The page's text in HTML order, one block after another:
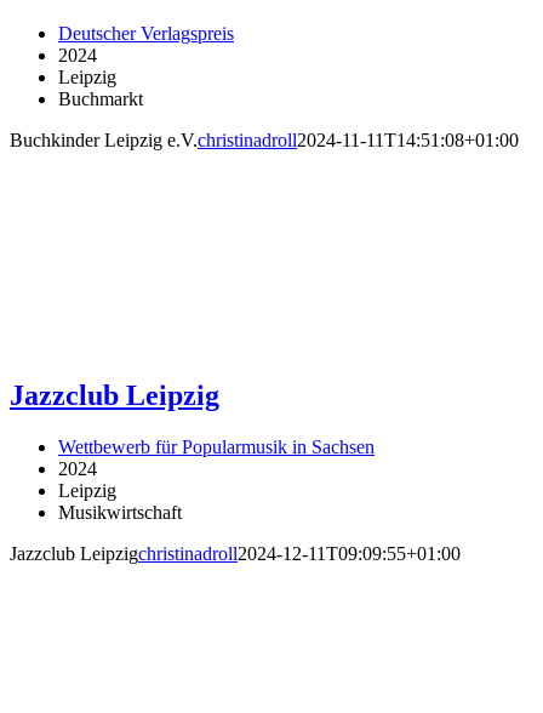
Deutscher Verlagspreis
2024
Leipzig
Buchmarkt
Buchkinder Leipzig e.V.christinadroll2024-11-11T14:51:08+01:00
Jazzclub Leipzig
Wettbewerb für Popularmusik in Sachsen
2024
Leipzig
Musikwirtschaft
Jazzclub Leipzigchristinadroll2024-12-11T09:09:55+01:00